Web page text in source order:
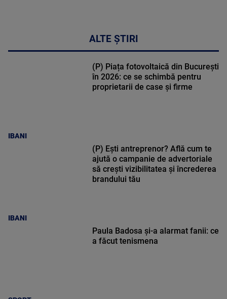
ALTE ȘTIRI
IBANI
(P) Piața fotovoltaică din București
în 2026: ce se schimbă pentru
proprietarii de case și firme
IBANI
(P) Ești antreprenor? Află cum te
ajută o campanie de advertoriale
să crești vizibilitatea și încrederea
brandului tău
Paula Badosa și-a alarmat fanii: ce
a făcut tenismena